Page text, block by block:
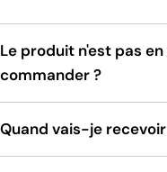
Le produit n'est pas
commander ?
Quand vais-je